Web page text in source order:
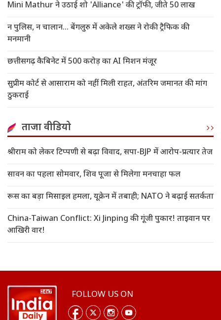
Mini Mathur ने उठाई शो 'Alliance' की ट्रॉफी, जीते 50 लाख
न पुलिस, न चालान... बेंगलुरु में अकेले शख्स ने रोकी ट्रैफिक की
मनमानी
छत्तीसगढ़ कैबिनेट में 500 करोड़ का AI मिशन मंजूर
सुप्रीम कोर्ट से आसाराम को नहीं मिली राहत, अंतरिम जमानत की मांग
ठुकराई
ताजा वीडियो
श्रीराम को लेकर टिप्पणी से बढ़ा विवाद, सपा-BJP में आरोप-प्रत्यार तेज
सावन का पहला सोमवार, शिव पूजा से मिलेगा मनचाहा फल
रूस का बड़ा मिसाइल हमला, यूक्रेन में तबाही; NATO ने बढ़ाई सतर्कता
China-Taiwan Conflict: Xi Jinping की गूंजी पुकार! ताइवान पर
आखिरी वार!
FOLLOW US ON